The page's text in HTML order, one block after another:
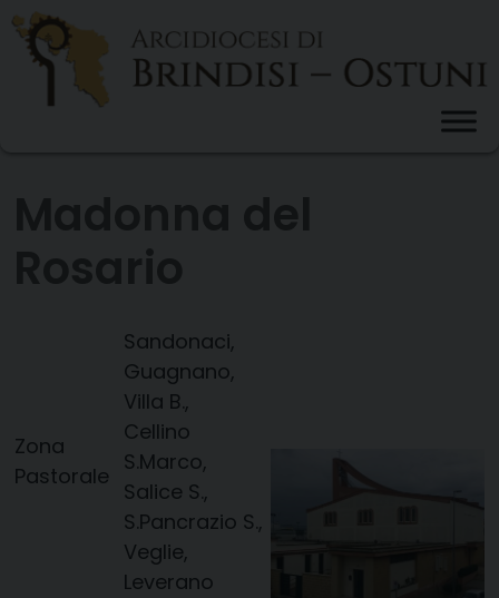
Skip
content
Zona
Pastorale
Sandonaci,
Guagnano,
Villa B.,
Cellino
S.Marco,
Salice S.,
S.Pancrazio S.,
Veglie,
Leverano